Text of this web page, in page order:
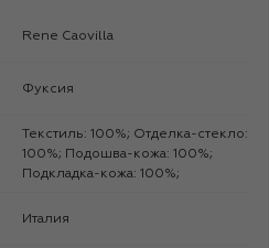
Rene Caovilla
Фуксия
Текстиль: 100%; Отделка-стекло:
100%; Подошва-кожа: 100%;
Подкладка-кожа: 100%;
Италия